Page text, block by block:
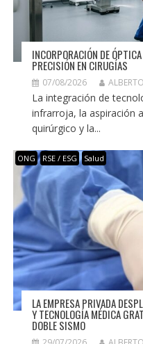
INCORPORACIÓN DE
PRECISIÓN EN CIRUGÍAS
07/08/2026
La integración de
infrarroja, la aspiración
quirúrgico y la...
ONG RSE / ESG Salud
LA EMPRESA PRIVADA
Y TECNOLOGÍA MÉDICA
DOBLE SISMO